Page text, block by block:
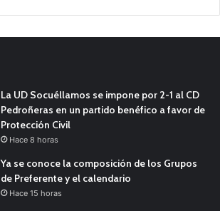
La UD Socuéllamos se impone por 2-1 al CD
Pedroñeras en un partido benéfico a favor de
Protección Civil
Hace 8 horas
Ya se conoce la composición de los Grupos
de Preferente y el calendario
Hace 15 horas